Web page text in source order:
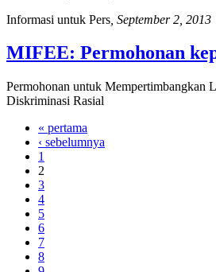
Informasi untuk Pers , September 2, 2013
MIFEE: Permohonan
Permohonan untuk Mempertimbangkan
Diskriminasi Rasial
« pertama
‹ sebelumnya
1
2
3
4
5
6
7
8